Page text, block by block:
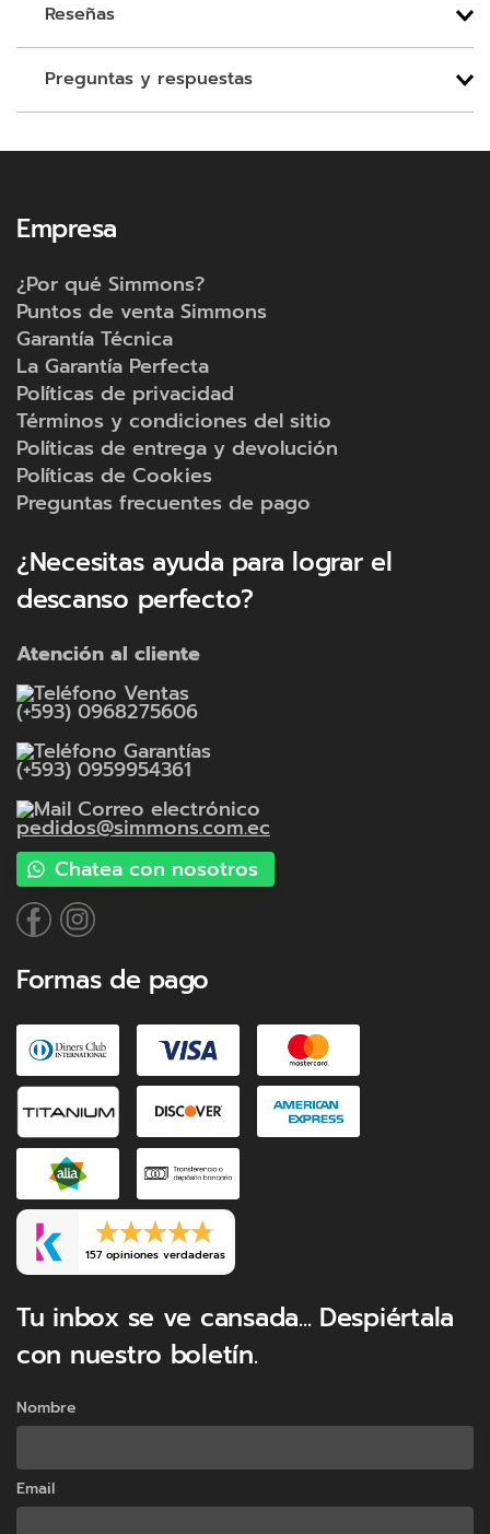
PROTECCIÓN ANTIVIRAL Y
ANTIBACTERIAL
Tecnología antiviral y antibacterial que
mantiene tu colchón seguro, limpio y
saludable*.
Reseñas
Preguntas y respuestas
Empresa
¿Por qué Simmons?
Puntos de venta Simmons
Garantía Técnica
La Garantía Perfecta
Políticas de privacidad
Términos y condiciones del sitio
Políticas de entrega y devolución
Políticas de Cookies
Preguntas frecuentes de pago
¿Necesitas ayuda para lograr el
descanso perfecto?
Atención al cliente
Ventas
(+593) 0968275606
Garantías
(+593) 0959954361
Correo electrónico
pedidos@simmons.com.ec
Chatea con nosotros
Formas de pago
157 opiniones verdaderas
Tu inbox se ve cansada... Despiértala
con nuestro boletín.
Nombre
Email